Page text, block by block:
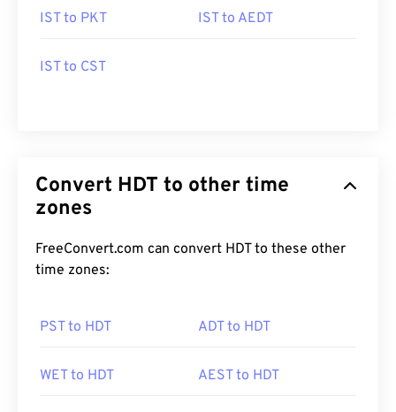
IST to PKT IST to AEDT
IST to CST
Convert HDT to other time
zones
FreeConvert.com can convert HDT to these other
time zones:
PST to HDT ADT to HDT
WET to HDT AEST to HDT